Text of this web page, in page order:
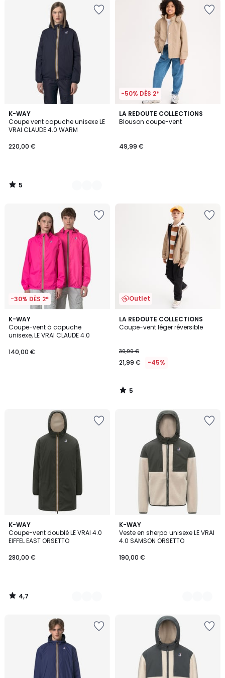
K-WAY
Coupe vent capuche unisexe LE
VRAI CLAUDE 4.0 WARM
220,00 €
5
/
5
3
Couleurs
5
/
-50% DÈS 2*
LA REDOUTE COLLECTIONS
Blouson coupe-vent
49,99 €
-30% DÈS 2*
K-WAY
Coupe-vent à capuche
unisexe, LE VRAI CLAUDE 4.0
140,00 €
Outlet
LA REDOUTE COLLECTIONS
Coupe-vent léger réversible
39,99 €
21,99 € -45%
5
/
5
/
K-WAY
Coupe-vent doublé LE VRAI 4.0
EIFFEL EAST ORSETTO
280,00 €
4,7
/ 5
3
Couleurs
4,7
/
K-WAY
Veste en sherpa unisexe LE VRAI
4.0 SAMSON ORSETTO
190,00 €
2
Couleurs